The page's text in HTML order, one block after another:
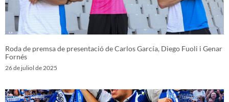
Roda de premsa de presentació de Carlos García, Diego Fuoli i Genar
Fornés
26 de juliol de 2025